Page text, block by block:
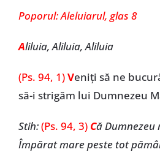
Poporul:Aleluiarul, glas 8
Aliluia, Aliluia, Aliluia
(Ps. 94, 1)Veniți să ne
să-i strigăm lui Dumnezeu
Stih:(Ps. 94, 3) Că Dumnezeu
Împărat mare peste tot